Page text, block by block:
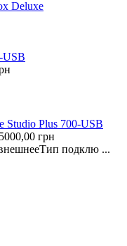
Deluxe
USB
Studio Plus 700-USB
5000,00 грн
подклю ...